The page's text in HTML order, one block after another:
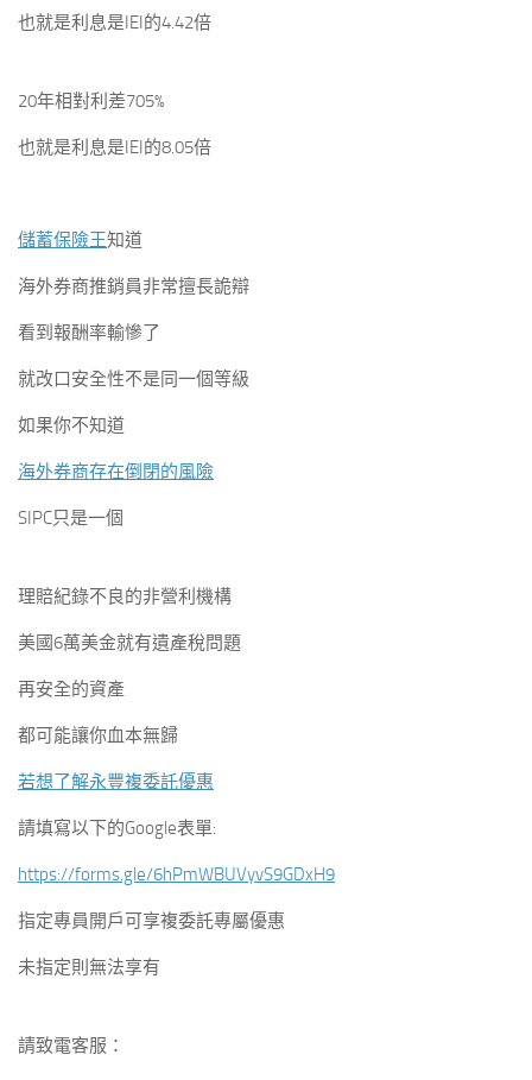
也就是利息是IEI的4.42倍
20年相對利差705%
也就是利息是IEI的8.05倍
儲蓄保險王知道
海外券商推銷員非常擅長詭辯
看到報酬率輸慘了
就改口安全性不是同一個等級
如果你不知道
海外券商存在倒閉的風險
SIPC只是一個
理賠紀錄不良的非營利機構
美國6萬美金就有遺產稅問題
再安全的資產
都可能讓你血本無歸
若想了解永豐複委託優惠
請填寫以下的Google表單:
https://forms.gle/6hPmWBUVyvS9GDxH9
指定專員開戶可享複委託專屬優惠
未指定則無法享有
請致電客服：